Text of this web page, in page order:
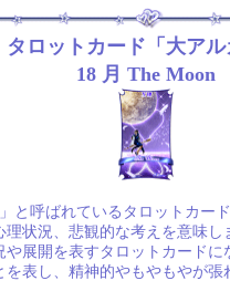
タロットカード「大アル
18 月 The Moon
」と呼ばれているタロットカー
理状況、悲観的な考えを意味し
や展開を表すタロットカードに
を表し、精神的やもやもやが張